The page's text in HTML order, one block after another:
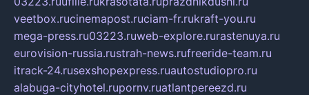
veetbox.rucinemapost.ruciam-fr.rukraft-you.ru
mega-press.ru03223.ruweb-explore.rurastenuya.ru
eurovision-russia.rustrah-news.rufreeride-team.ru
itrack-24.rusexshopexpress.ruautostudiopro.ru
alabuga-cityhotel.rupornv.ruatlantpereezd.ru